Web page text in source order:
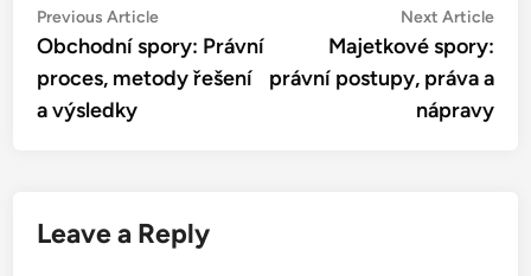
Post
navigation
Previous ArticlePrevious
article:
Obchodní spory: Právní
proces, metody řešení
a výsledky
Next Article
Majetkové spory:
právní postupy, práva a
nápravy
Leave a Reply